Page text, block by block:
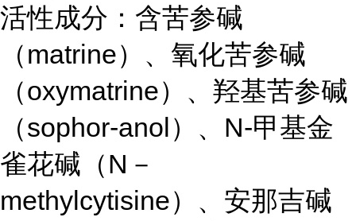
活性成分： 含苦参碱
（matrine）、氧化苦参碱
（oxymatrine）、羟基苦参碱
（sophor-anol）、N-甲基金
雀花碱（N－
methylcytisine）、安那吉碱